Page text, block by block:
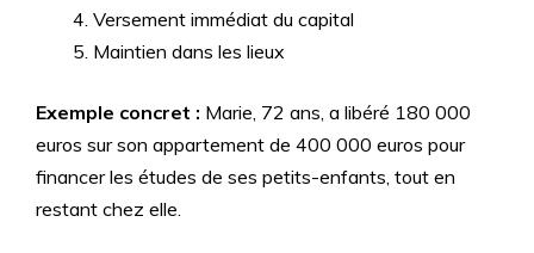
Versement immédiat du capital
Maintien dans les lieux
Exemple concret : Marie, 72 ans, a libéré 180 000
euros sur son appartement de 400 000 euros pour
financer les études de ses petits-enfants, tout en
restant chez elle.